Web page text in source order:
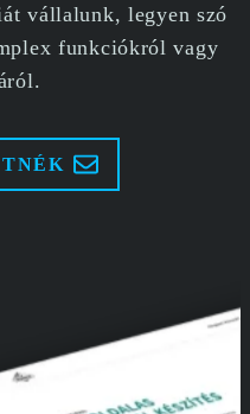
vállalunk, legyen szó
funkciókról vagy